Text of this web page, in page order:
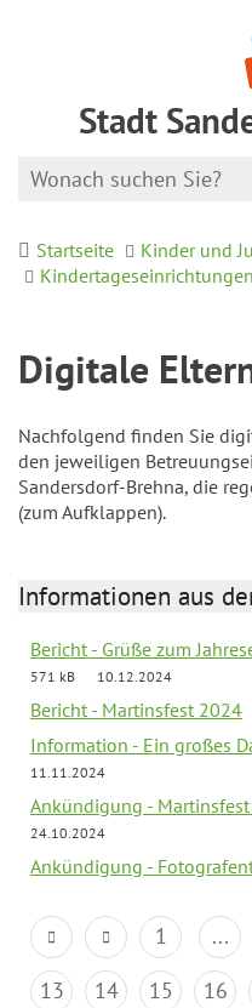
Stadt
Startseite
Kinder und
Kindertageseinrichtungen
Digitale
Nachfolgend finden Sie
den jeweiligen
Sandersdorf-Brehna, die
(zum Aufklappen).
Informationen aus
Bericht - Grüße zum
571 kB
10.12.2024
Bericht - Martinsfest 2024
Information - Ein großes
11.11.2024
Ankündigung -
24.10.2024
Ankündigung -
1 ...
13
14 15 16